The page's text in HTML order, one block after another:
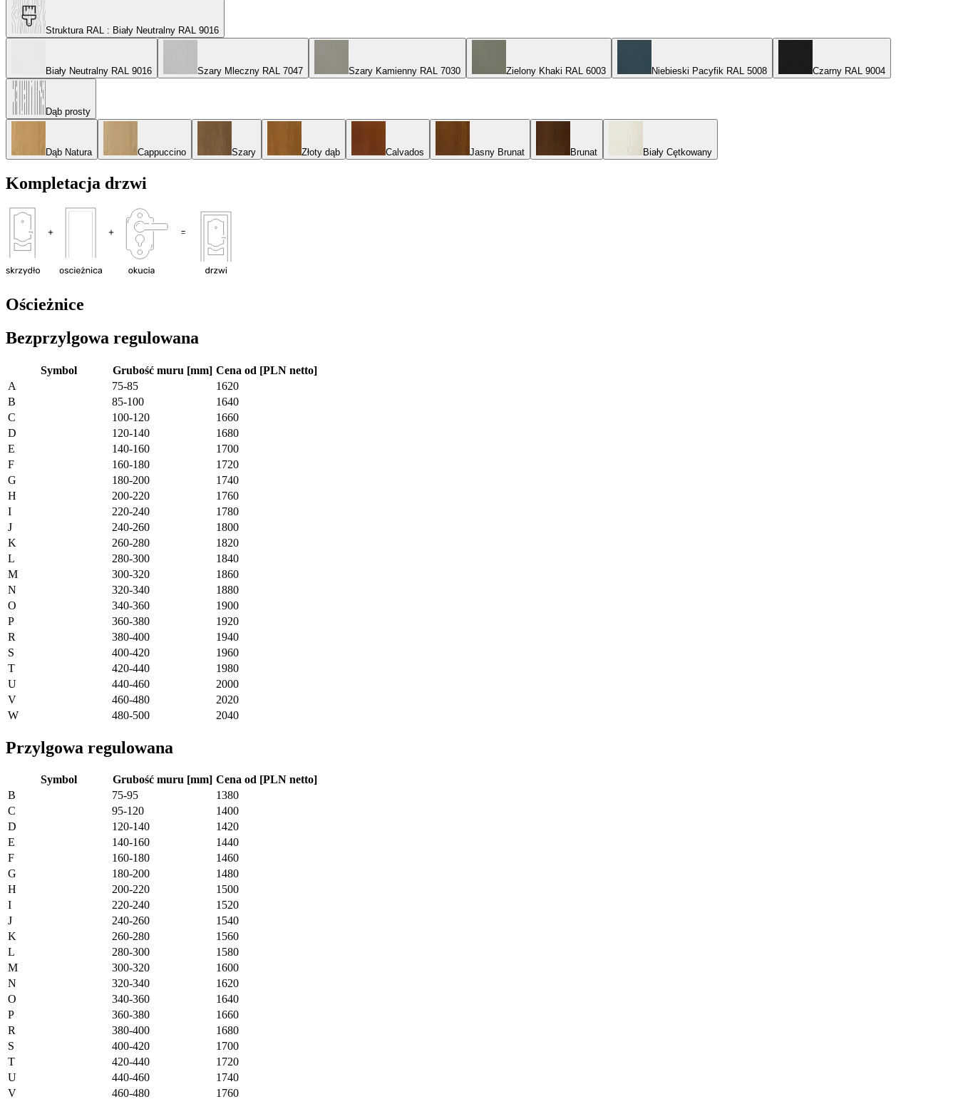
Struktura RAL : Biały Neutralny RAL 9016
Biały Neutralny RAL 9016 Szary Mleczny RAL 7047 Szary Kamienny RAL 7030 Zielony Khaki RAL 6003 Niebieski Pacyfik RAL 5008 Czarny RAL 9004
Dąb prosty
Dąb Natura Cappuccino Szary Złoty dąb Calvados Jasny Brunat Brunat Biały Cętkowany
Kompletacja drzwi
Ościeżnice
Bezprzylgowa regulowana
Symbol Grubość muru [mm] Cena od [PLN netto]
A
75-85
1620
B
85-100
1640
C
100-120
1660
D
120-140
1680
E
140-160
1700
F
160-180
1720
G
180-200
1740
H
200-220
1760
I
220-240
1780
J
240-260
1800
K
260-280
1820
L
280-300
1840
M
300-320
1860
N
320-340
1880
O
340-360
1900
P
360-380
1920
R
380-400
1940
S
400-420
1960
T
420-440
1980
U
440-460
2000
V
460-480
2020
W
480-500 2040
Przylgowa regulowana
Symbol Grubość muru [mm] Cena od [PLN netto]
B
75-95
1380
C
95-120
1400
D
120-140
1420
E
140-160
1440
F
160-180
1460
G
180-200
1480
H
200-220
1500
I
220-240
1520
J
240-260
1540
K
260-280
1560
L
280-300
1580
M
300-320
1600
N
320-340
1620
O
340-360
1640
P
360-380
1660
R
380-400
1680
S
400-420
1700
T
420-440
1720
U
440-460
1740
V
460-480
1760